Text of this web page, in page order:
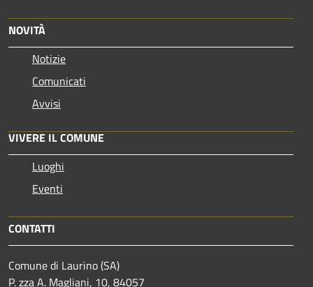
NOVITÀ
Notizie
Comunicati
Avvisi
VIVERE IL COMUNE
Luoghi
Eventi
CONTATTI
Comune di Laurino (SA)
P. zza A. Magliani, 10, 84057